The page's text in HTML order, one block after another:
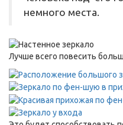
немного места.
Лучше всего повесить